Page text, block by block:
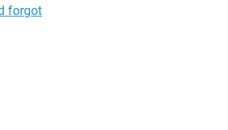
forgot